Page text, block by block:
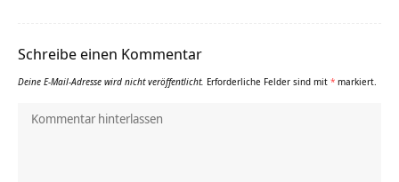
Schreibe einen Kommentar
Deine E-Mail-Adresse wird nicht veröffentlicht. Erforderliche Felder sind mit * markiert.